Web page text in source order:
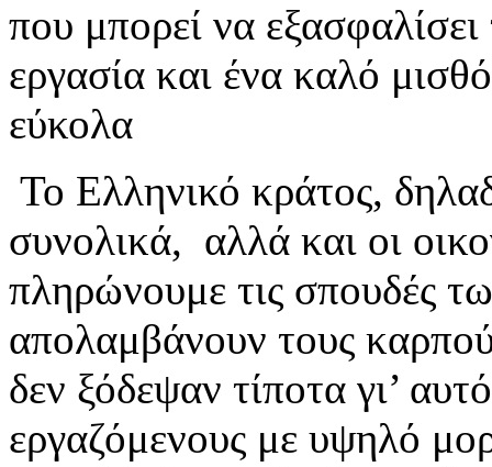
που μπορεί να
εργασία και ένα καλό
εύκολα
Το Ελληνικό κράτος,
συνολικά, αλλά και οι
πληρώνουμε τις σπουδές
απολαμβάνουν τους
δεν ξόδεψαν τίποτα γι’
εργαζόμενους με υψηλό